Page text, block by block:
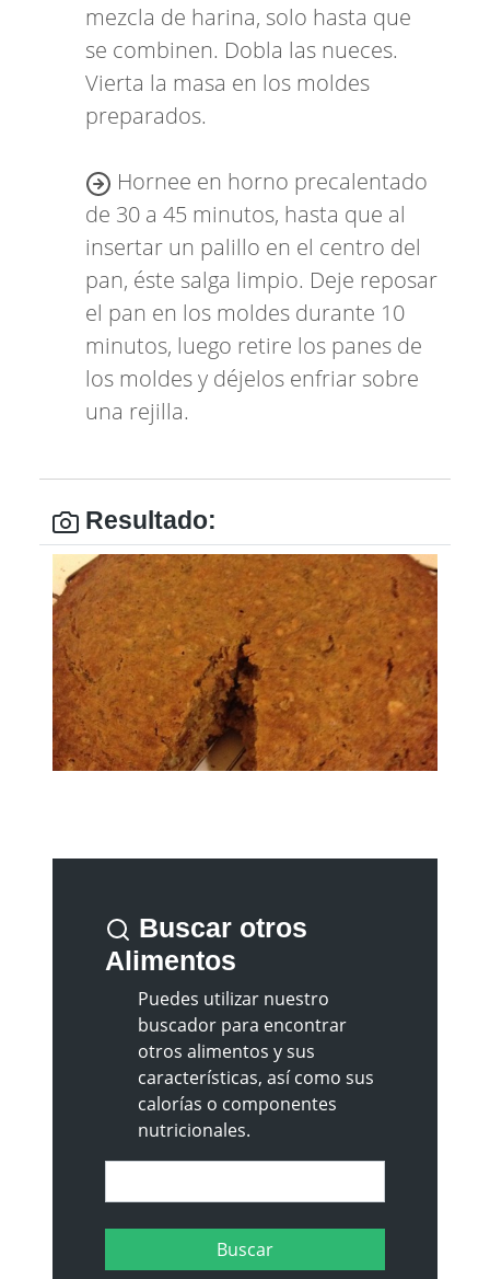
mezcla de harina, solo hasta que
se combinen. Dobla las nueces.
Vierta la masa en los moldes
preparados.
Hornee en horno precalentado
de 30 a 45 minutos, hasta que al
insertar un palillo en el centro del
pan, éste salga limpio. Deje reposar
el pan en los moldes durante 10
minutos, luego retire los panes de
los moldes y déjelos enfriar sobre
una rejilla.
Resultado:
Buscar otros
Alimentos
Puedes utilizar nuestro
buscador para encontrar
otros alimentos y sus
características, así como sus
calorías o componentes
nutricionales.